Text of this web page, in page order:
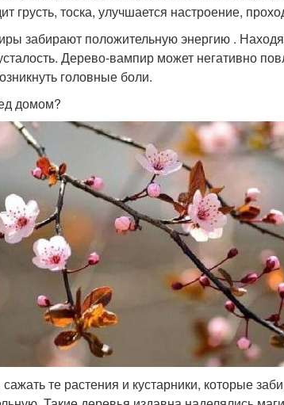
грусть, тоска, улучшается настроение,
забирают положительную энергию .
Дерево-вампир может негативно
головные боли.
домом?
те растения и кустарники, которые